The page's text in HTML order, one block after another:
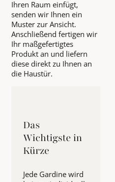
Ihren Raum einfügt,
senden wir Ihnen ein
Muster zur Ansicht.
Anschließend fertigen wir
Ihr maßgefertigtes
Produkt an und liefern
diese direkt zu Ihnen an
die Haustür.
Das
Wichtigste in
Kürze
Jede Gardine wird